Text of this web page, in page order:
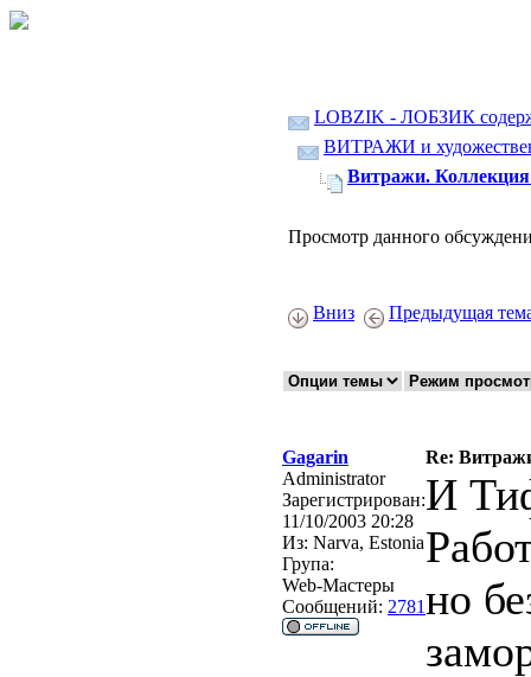
LOBZIK - ЛОБЗИК
ВИТРАЖИ и
Витражи. Коллекция
Просмотр данного
Вниз Предыдущая
Gagarin
Re:
Administrator
Зарегистрирован:
11/10/2003 20:28
Из: Narva, Estonia
Група:
Web-Мастеры
Сообщений: 2781
И
но